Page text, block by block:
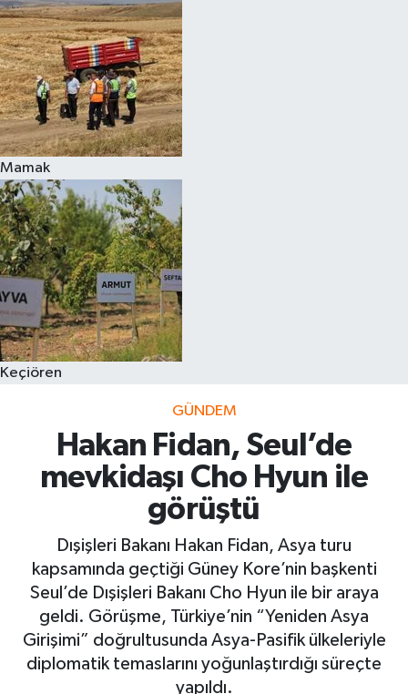
Mamak
Keçiören
GÜNDEM
Hakan Fidan, Seul’de
mevkidaşı Cho Hyun ile
görüştü
Dışişleri Bakanı Hakan Fidan, Asya turu
kapsamında geçtiği Güney Kore’nin başkenti
Seul’de Dışişleri Bakanı Cho Hyun ile bir araya
geldi. Görüşme, Türkiye’nin “Yeniden Asya
Girişimi” doğrultusunda Asya-Pasifik ülkeleriyle
diplomatik temaslarını yoğunlaştırdığı süreçte
yapıldı.